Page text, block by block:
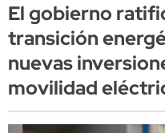
El gobierno
transición
nuevas
movilidad